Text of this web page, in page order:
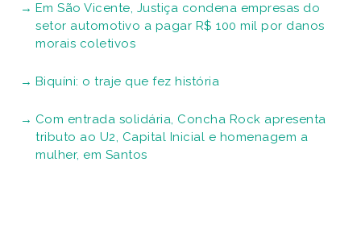
Em São Vicente, Justiça condena empresas do
setor automotivo a pagar R$ 100 mil por danos
morais coletivos
Biquíni: o traje que fez história
Com entrada solidária, Concha Rock apresenta
tributo ao U2, Capital Inicial e homenagem a
mulher, em Santos